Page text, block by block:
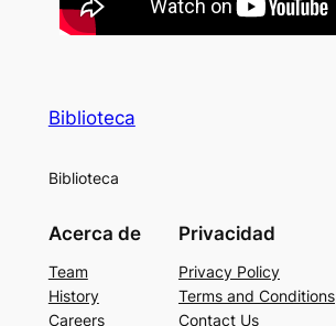
Biblioteca
Biblioteca
Acerca de
Team
History
Careers
Privacidad
Privacy Policy
Terms and Conditions
Contact Us